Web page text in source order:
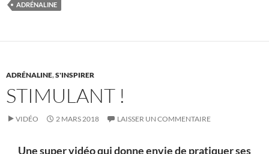
ADRÉNALINE
ADRÉNALINE,S'INSPIRER
STIMULANT !
VIDÉO 2 MARS 2018 LAISSER UN COMMENTAIRE
Une super vidéo qui donne envie de pratiquer ses